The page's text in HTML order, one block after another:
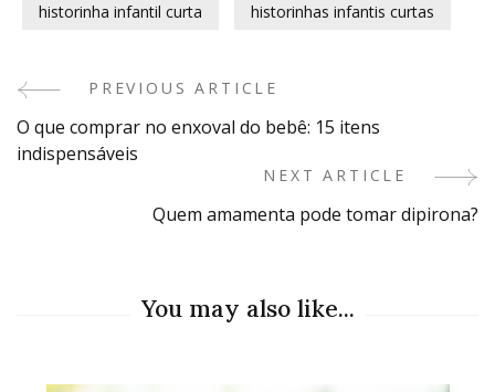
historinha infantil curta
historinhas infantis curtas
Post
Navigation
PREVIOUS ARTICLE
O que comprar no enxoval do bebê: 15 itens
indispensáveis
NEXT ARTICLE
Quem amamenta pode tomar dipirona?
You may also like...